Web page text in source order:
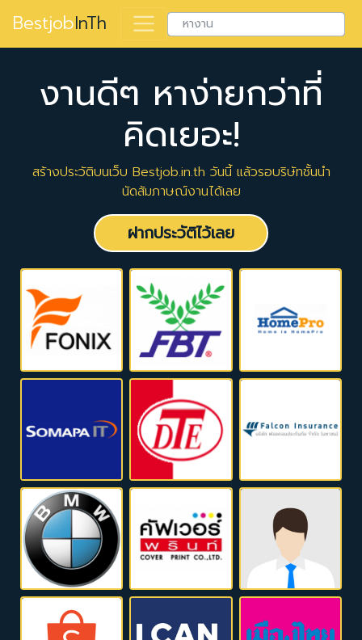
BestjobInTh
งานดีๆ หาง่ายกว่าที่
คิดเยอะ!
สร้างประวัติบนเว็บ Bestjob.in.th วันนี้ แล้วรอบริษัทชั้นนำ
นัดสัมภาษณ์งานได้เลย
ฝากประวัติไว้เลย